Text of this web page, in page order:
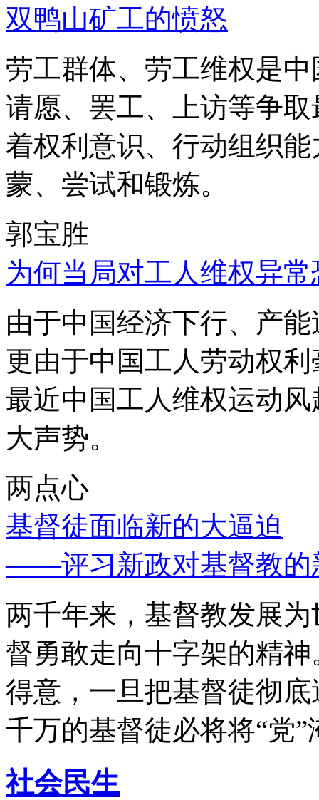
双鸭山矿工的愤怒
劳工群体、劳工维权是
请愿、罢工、上访等争
着权利意识、行动组织
蒙、尝试和锻炼。
郭宝胜
为何当局对工人维权异
由于中国经济下行、产
更由于中国工人劳动权
最近中国工人维权运动
大声势。
两点心
基督徒面临新的大逼迫
——评习新政对基督教的
两千年来，基督教发展
督勇敢走向十字架的精
得意，一旦把基督徒彻
千万的基督徒必将将“党”
社会民生